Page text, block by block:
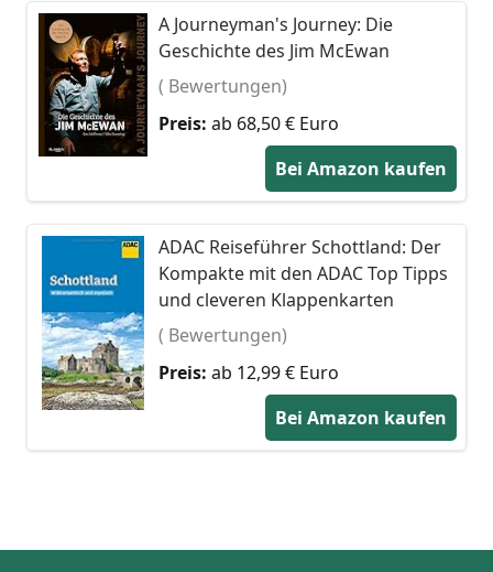
A Journeyman's Journey: Die
Geschichte des Jim McEwan
( Bewertungen)
Preis: ab 68,50 € Euro
Bei Amazon kaufen
ADAC Reiseführer Schottland: Der
Kompakte mit den ADAC Top Tipps
und cleveren Klappenkarten
( Bewertungen)
Preis: ab 12,99 € Euro
Bei Amazon kaufen